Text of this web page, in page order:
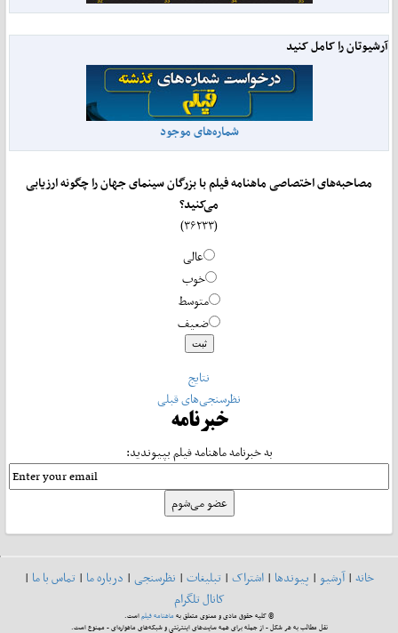
آرشیوتان را کامل کنید
شماره‌های موجود
مصاحبه‌های اختصاصی ماهنامه فیلم با بزرگان سینمای جهان را چگونه ارزیابی
می‌کنید؟
عالی
خوب
متوسط
ضعیف
نتایج
نظرسنجی‌های قبلی
خبرنامه
به خبرنامه ماهنامه فیلم بپیوندید:
خانه|آرشیو| پیوندها| اشتراک| تبلیغات| نظرسنجی| درباره ما| تماس با ما|
کانال تلگرام
© کلیه حقوق مادی و معنوی متعلق بهماهنامه فیلماست.
نقل مطالب به هر شکل - از جمله برای همه سایت‌های اینترنتی و شبکه‌های ماهواره‌ای - ممنوع است.